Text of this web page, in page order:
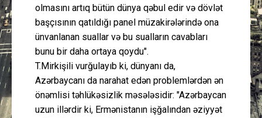
olmasını artıq bütün dünya qəbul edir və dövlət
başçısının qatıldığı panel müzakirələrində ona
ünvanlanan suallar və bu sualların cavabları
bunu bir daha ortaya qoydu".
T.Mirkişili vurğulayıb ki, dünyanı da,
Azərbaycanı da narahat edən problemlərdən ən
önəmlisi təhlükəsizlik məsələsidir: "Azərbaycan
uzun illərdir ki, Ermənistanın işğalından əziyyət